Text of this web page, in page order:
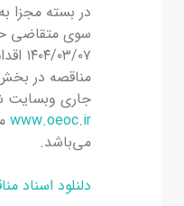
در ﺑﺴﺘﻪ مجزا
سوی متقاضی
مناقصه در
جاری وبسایت
www.oeoc.ir
ﻣﯽ‌ﺑﺎﺷﺪ.
دلنلود اسناد